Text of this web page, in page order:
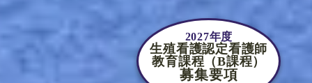
2027年度
生殖看護認定看護師
教育課程（B課程）
募集要項